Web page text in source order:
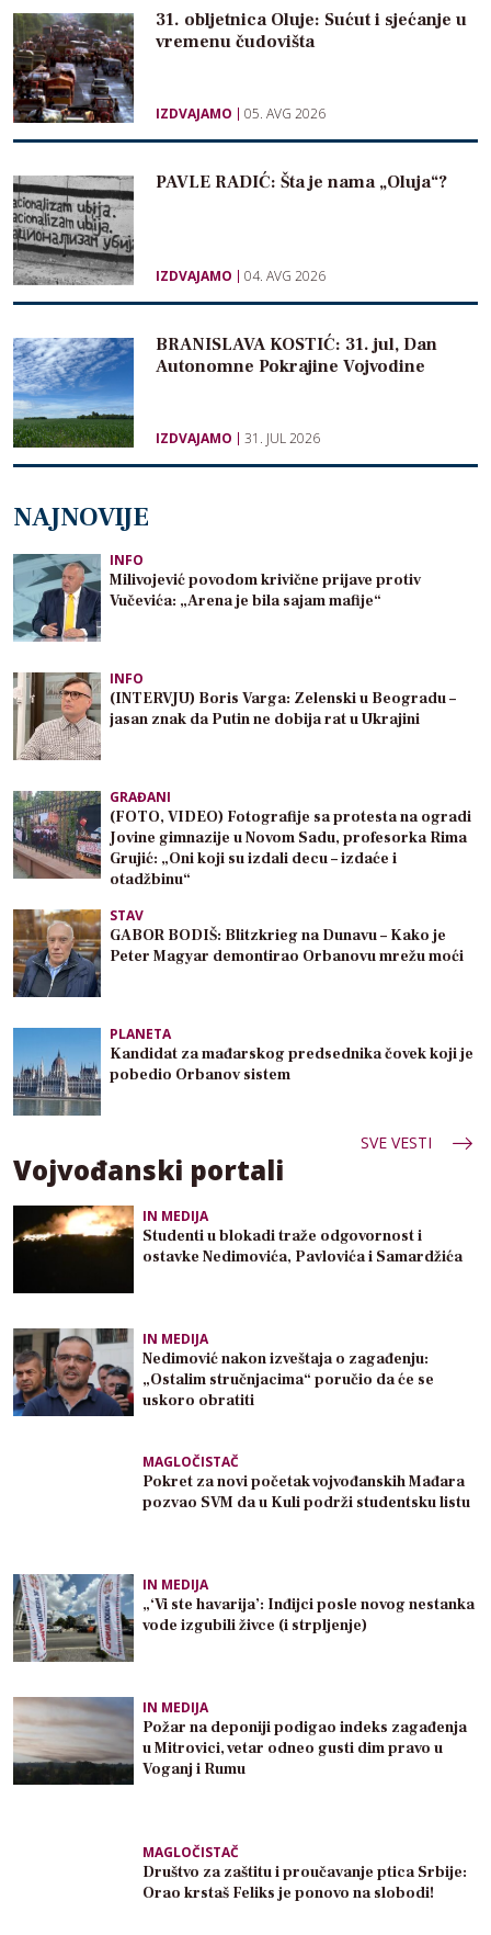
31. obljetnica Oluje: Sućut i sjećanje u
vremenu čudovišta
IZDVAJAMO 05. AVG 2026
PAVLE RADIĆ: Šta je nama „Oluja“?
IZDVAJAMO 04. AVG 2026
BRANISLAVA KOSTIĆ: 31. jul, Dan
Autonomne Pokrajine Vojvodine
IZDVAJAMO 31. JUL 2026
NAJNOVIJE
INFO
Milivojević povodom krivične prijave protiv
Vučevića: „Arena je bila sajam mafije“
INFO
(INTERVJU) Boris Varga: Zelenski u Beogradu –
jasan znak da Putin ne dobija rat u Ukrajini
GRAĐANI
(FOTO, VIDEO) Fotografije sa protesta na ogradi
Jovine gimnazije u Novom Sadu, profesorka Rima
Grujić: „Oni koji su izdali decu – izdaće i
otadžbinu“
STAV
GABOR BODIŠ: Blitzkrieg na Dunavu – Kako je
Peter Magyar demontirao Orbanovu mrežu moći
PLANETA
Kandidat za mađarskog predsednika čovek koji je
pobedio Orbanov sistem
SVE VESTI
Vojvođanski portali
IN MEDIJA
Studenti u blokadi traže odgovornost i
ostavke Nedimovića, Pavlovića i Samardžića
IN MEDIJA
Nedimović nakon izveštaja o zagađenju:
„Ostalim stručnjacima“ poručio da će se
uskoro obratiti
MAGLOČISTAČ
Pokret za novi početak vojvođanskih Mađara
pozvao SVM da u Kuli podrži studentsku listu
IN MEDIJA
„‘Vi ste havarija’: Inđijci posle novog nestanka
vode izgubili živce (i strpljenje)
IN MEDIJA
Požar na deponiji podigao indeks zagađenja
u Mitrovici, vetar odneo gusti dim pravo u
Voganj i Rumu
MAGLOČISTAČ
Društvo za zaštitu i proučavanje ptica Srbije:
Orao krstaš Feliks je ponovo na slobodi!